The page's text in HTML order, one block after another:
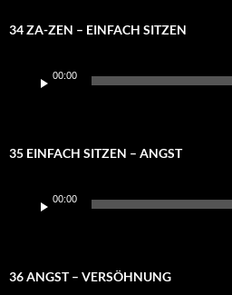
34 ZA-ZEN – EINFACH SITZEN
Player
00:00
35 EINFACH SITZEN – ANGST
Player
00:00
36 ANGST – VERSÖHNUNG